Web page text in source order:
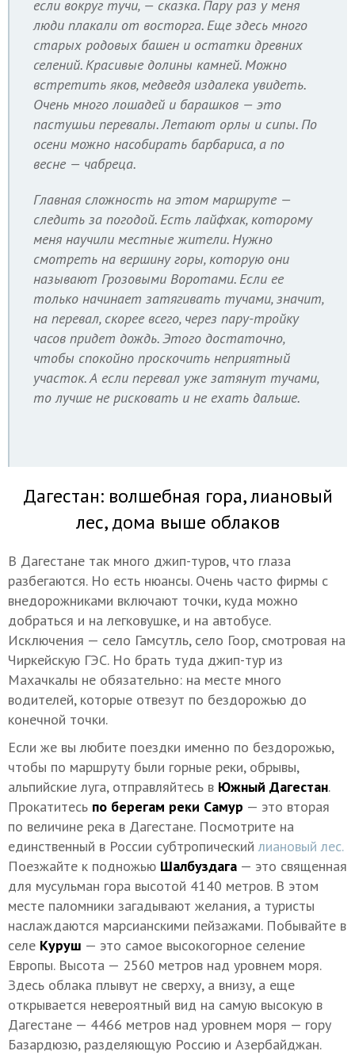
если вокруг тучи, — сказка. Пару раз у меня
люди плакали от восторга. Еще здесь много
старых родовых башен и остатки древних
селений. Красивые долины камней. Можно
встретить яков, медведя издалека увидеть.
Очень много лошадей и барашков — это
пастушьи перевалы. Летают орлы и сипы. По
осени можно насобирать барбариса, а по
весне — чабреца.
Главная сложность на этом маршруте —
следить за погодой. Есть лайфхак, которому
меня научили местные жители. Нужно
смотреть на вершину горы, которую они
называют Грозовыми Воротами. Если ее
только начинает затягивать тучами, значит,
на перевал, скорее всего, через пару-тройку
часов придет дождь. Этого достаточно,
чтобы спокойно проскочить неприятный
участок. А если перевал уже затянут тучами,
то лучше не рисковать и не ехать дальше.
Дагестан: волшебная гора, лиановый
лес, дома выше облаков
В Дагестане так много джип-туров, что глаза
разбегаются. Но есть нюансы. Очень часто фирмы с
внедорожниками включают точки, куда можно
добраться и на легковушке, и на автобусе.
Исключения — село Гамсутль, село Гоор, смотровая на
Чиркейскую ГЭС. Но брать туда джип-тур из
Махачкалы не обязательно: на месте много
водителей, которые отвезут по бездорожью до
конечной точки.
Если же вы любите поездки именно по бездорожью,
чтобы по маршруту были горные реки, обрывы,
альпийские луга, отправляйтесь в Южный Дагестан.
Прокатитесь по берегам реки Самур — это вторая
по величине река в Дагестане. Посмотрите на
единственный в России субтропический лиановый лес.
Поезжайте к подножью Шалбуздага — это священная
для мусульман гора высотой 4140 метров. В этом
месте паломники загадывают желания, а туристы
наслаждаются марсианскими пейзажами. Побывайте в
селе Куруш — это самое высокогорное селение
Европы. Высота — 2560 метров над уровнем моря.
Здесь облака плывут не сверху, а внизу, а еще
открывается невероятный вид на самую высокую в
Дагестане — 4466 метров над уровнем моря — гору
Базардюзю, разделяющую Россию и Азербайджан.